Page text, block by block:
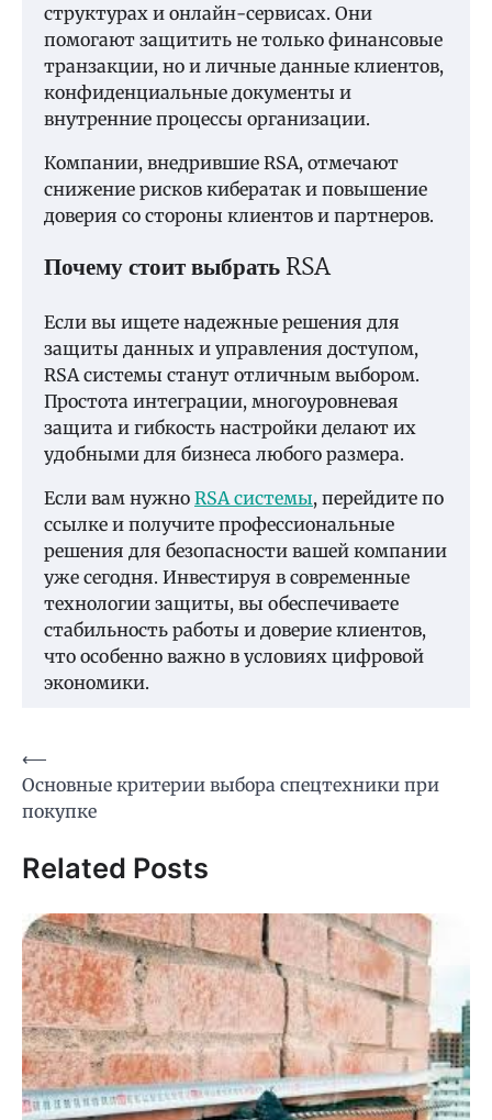
структурах и онлайн-сервисах. Они
помогают защитить не только финансовые
транзакции, но и личные данные клиентов,
конфиденциальные документы и
внутренние процессы организации.
Компании, внедрившие RSA, отмечают
снижение рисков кибератак и повышение
доверия со стороны клиентов и партнеров.
Почему стоит выбрать RSA
Если вы ищете надежные решения для
защиты данных и управления доступом,
RSA системы станут отличным выбором.
Простота интеграции, многоуровневая
защита и гибкость настройки делают их
удобными для бизнеса любого размера.
Если вам нужно RSA системы, перейдите по
ссылке и получите профессиональные
решения для безопасности вашей компании
уже сегодня. Инвестируя в современные
технологии защиты, вы обеспечиваете
стабильность работы и доверие клиентов,
что особенно важно в условиях цифровой
экономики.
Навигация
по
записям
⟵
Основные критерии выбора спецтехники при
покупке
Related Posts